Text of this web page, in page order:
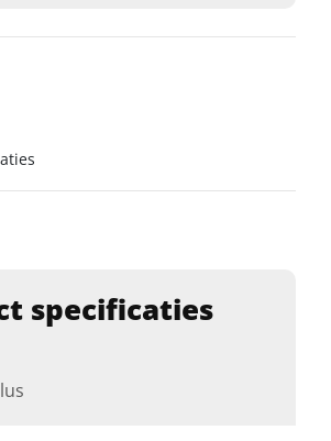
specificaties